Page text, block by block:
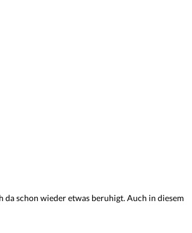
da schon wieder etwas beruhigt. Auch in diesem